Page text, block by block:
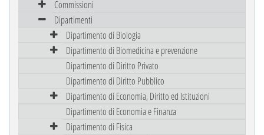
Commissioni
Dipartimenti
Dipartimento di Biologia
Dipartimento di Biomedicina e prevenzione
Dipartimento di Diritto Privato
Dipartimento di Diritto Pubblico
Dipartimento di Economia, Diritto ed Istituzioni
Dipartimento di Economia e Finanza
Dipartimento di Fisica